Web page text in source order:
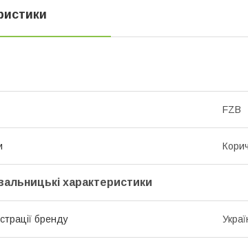
FZB
характеристики
бренду